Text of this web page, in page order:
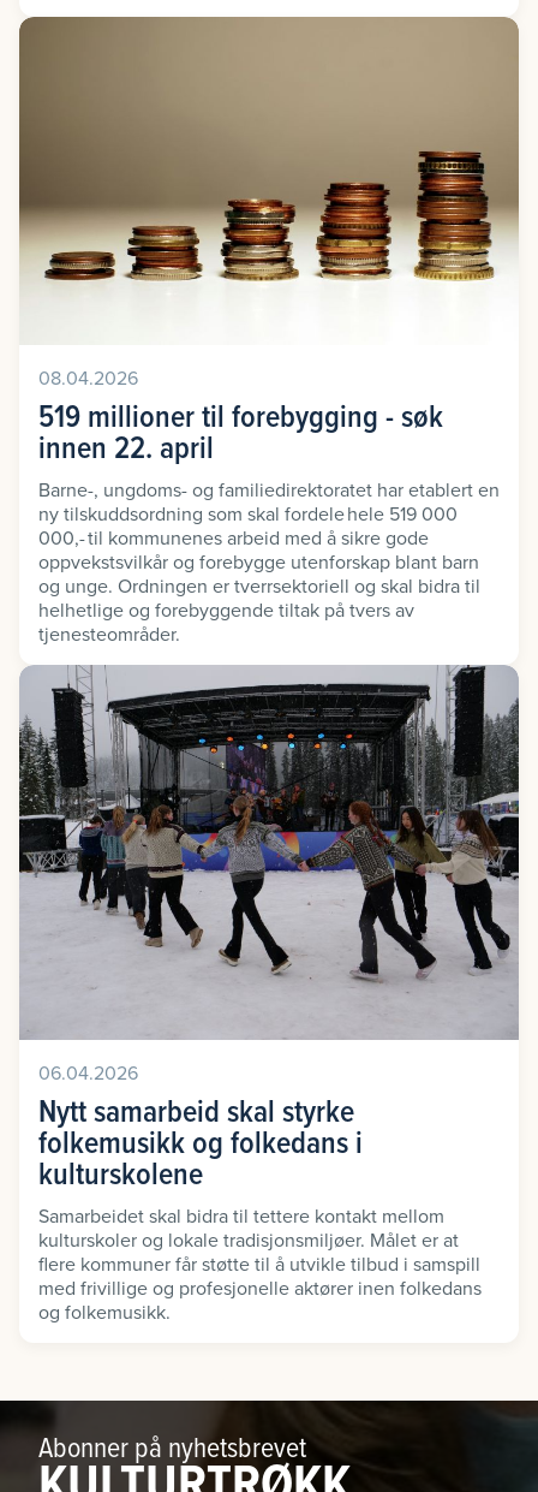
08.04.2026
519 millioner til forebygging - søk
innen 22. april
Barne-, ungdoms- og familiedirektoratet har etablert en
ny tilskuddsordning som skal fordele hele 519 000
000,- til kommunenes arbeid med å sikre gode
oppvekstsvilkår og forebygge utenforskap blant barn
og unge. Ordningen er tverrsektoriell og skal bidra til
helhetlige og forebyggende tiltak på tvers av
tjenesteområder.
06.04.2026
Nytt samarbeid skal styrke
folkemusikk og folkedans i
kulturskolene
Samarbeidet skal bidra til tettere kontakt mellom
kulturskoler og lokale tradisjonsmiljøer. Målet er at
flere kommuner får støtte til å utvikle tilbud i samspill
med frivillige og profesjonelle aktører inen folkedans
og folkemusikk.
Abonner på nyhetsbrevet